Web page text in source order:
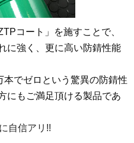
コート」を施すことで、
に強く、更に高い防錆性能
でゼロという驚異の防錆性
にもご満足頂ける製品であ
自信アリ!!